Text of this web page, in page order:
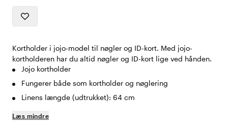
Kortholder i jojo-model til nøgler og ID-kort. Med jojo-
kortholderen har du altid nøgler og ID-kort lige ved hånden.
Jojo kortholder
Fungerer både som kortholder og nøglering
Linens længde (udtrukket): 64 cm
Læs mindre